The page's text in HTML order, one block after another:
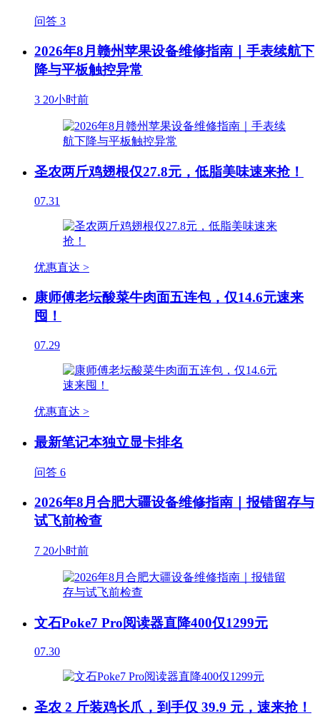
问答 3
2026年8月赣州苹果设备维修指南｜手表续航下
降与平板触控异常
3 20小时前
圣农两斤鸡翅根仅27.8元，低脂美味速来抢！
07.31
优惠直达 >
康师傅老坛酸菜牛肉面五连包，仅14.6元速来
囤！
07.29
优惠直达 >
最新笔记本独立显卡排名
问答 6
2026年8月合肥大疆设备维修指南｜报错留存与
试飞前检查
7 20小时前
文石Poke7 Pro阅读器直降400仅1299元
07.30
圣农 2 斤装鸡长爪，到手仅 39.9 元，速来抢！